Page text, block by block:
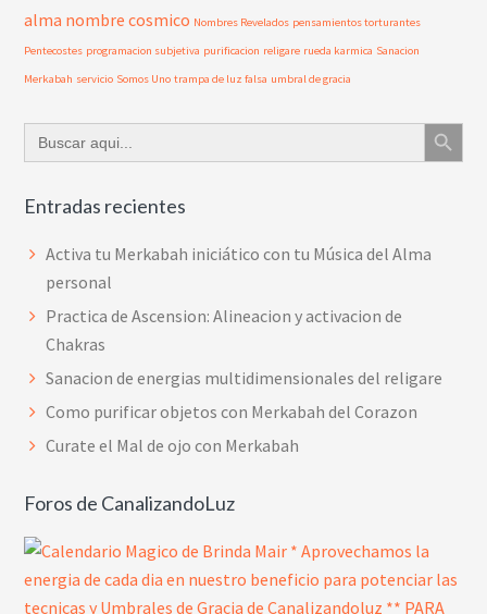
alma nombre cosmico Nombres Revelados pensamientos torturantes
Pentecostes programacion subjetiva purificacion religare rueda karmica Sanacion
Merkabah servicio Somos Uno trampa de luz falsa umbral de gracia
Buscar: Botón de
Entradas recientes
Activa tu Merkabah iniciático con tu Música del Alma
personal
Practica de Ascension: Alineacion y activacion de
Chakras
Sanacion de energias multidimensionales del religare
Como purificar objetos con Merkabah del Corazon
Curate el Mal de ojo con Merkabah
Foros de CanalizandoLuz